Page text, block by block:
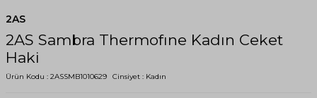
2AS
2AS Sambra Thermofıne Kadın Ceket
Haki
Ürün Kodu : 2ASSMB1010629 Cinsiyet : Kadın